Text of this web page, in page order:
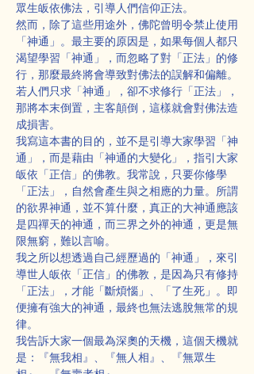
眾生皈依佛法，引導人們信仰正法。
然而，除了這些用途外，佛陀曾明令禁止使用
「神通」。最主要的原因是，如果每個人都只
渴望學習「神通」，而忽略了對「正法」的修
行，那麼最終將會導致對佛法的誤解和偏離。
若人們只求「神通」，卻不求修行「正法」，
那將本末倒置，主客顛倒，這樣就會對佛法造
成損害。
我寫這本書的目的，並不是引導大家學習「神
通」，而是藉由「神通的大變化」，指引大家
皈依「正信」的佛教。我常說，只要你修學
「正法」，自然會產生與之相應的力量。所謂
的欲界神通，並不算什麼，真正的大神通應該
是四禪天的神通，而三界之外的神通，更是無
限無窮，難以言喻。
我之所以想透過自己經歷過的「神通」，來引
導世人皈依「正信」的佛教，是因為只有修持
「正法」，才能「斷煩惱」、「了生死」。即
便擁有強大的神通，最終也無法逃脫無常的規
律。
我告訴大家一個最為深奧的天機，這個天機就
是：『無我相』、『無人相』、『無眾生